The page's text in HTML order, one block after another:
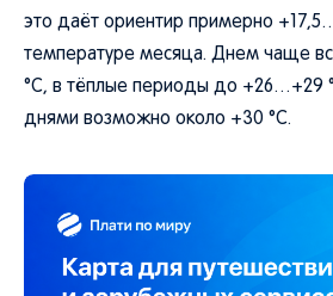
это даёт ориентир примерно
температуре месяца. Днем чаще
°C, в тёплые периоды до +26…+29
днями возможно около +30 °C.